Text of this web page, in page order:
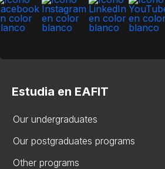
Estudia en EAFIT
Our undergraduates
Our postgraduates programs
Other programs